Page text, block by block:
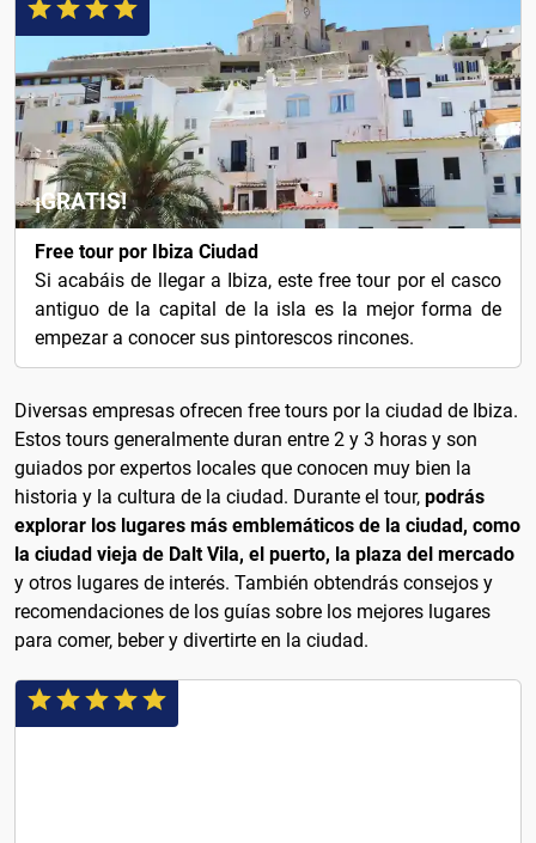
¡GRATIS!
Free tour por Ibiza Ciudad
Si acabáis de llegar a Ibiza, este free tour por el casco
antiguo de la capital de la isla es la mejor forma de
empezar a conocer sus pintorescos rincones.
Diversas empresas ofrecen free tours por la ciudad de Ibiza.
Estos tours generalmente duran entre 2 y 3 horas y son
guiados por expertos locales que conocen muy bien la
historia y la cultura de la ciudad. Durante el tour, podrás
explorar los lugares más emblemáticos de la ciudad, como
la ciudad vieja de Dalt Vila, el puerto, la plaza del mercado
y otros lugares de interés. También obtendrás consejos y
recomendaciones de los guías sobre los mejores lugares
para comer, beber y divertirte en la ciudad.